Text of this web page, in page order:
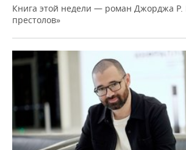
Книга этой недели — роман Джорджа Р.
престолов»